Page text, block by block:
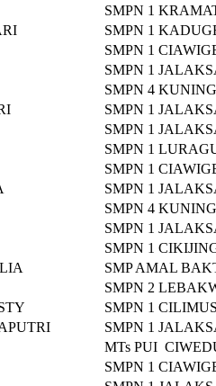
SMPN 1
SMPN 1
SMPN 1
SMPN 1
SMPN 4
SMPN 1
SMPN 1
SMPN 1
SMPN 1
SMPN 1
SMPN 4
SMPN 1
SMPN 1
SMP AMAL
SMPN 2
SMPN 1
SMPN 1
MTs PUI
SMPN 1